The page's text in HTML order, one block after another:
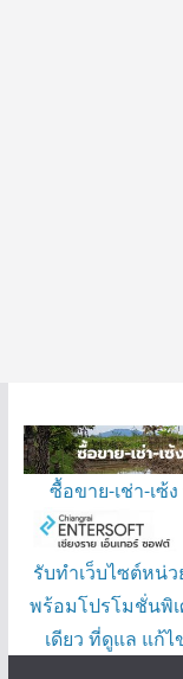
ซื้อขาย-เช่า-เซ้
รับทำเว็บไซต์หน่
พร้อมโปรโมชั่นพิ
เดียว ที่ดูแล แก้